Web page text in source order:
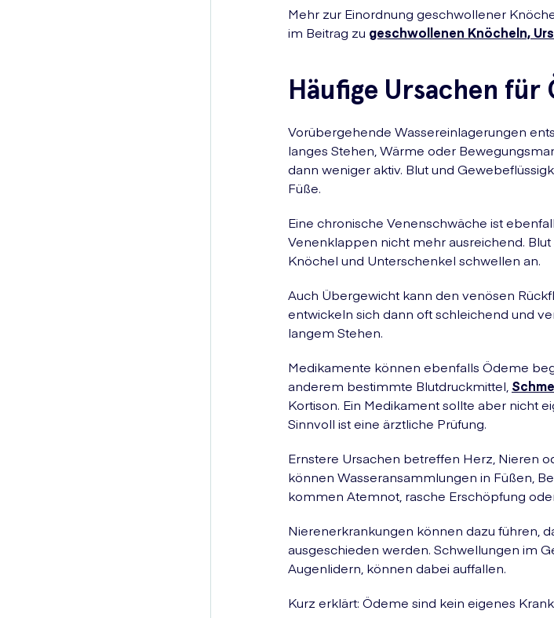
Mehr zur Einordnung geschwollener
im Beitrag zu geschwollenen Knöcheln,
Häufige Ursachen für
Vorübergehende Wassereinlagerungen
langes Stehen, Wärme oder
dann weniger aktiv. Blut und
Füße.
Eine chronische Venenschwäche ist
Venenklappen nicht mehr ausreichend.
Knöchel und Unterschenkel schwellen an.
Auch Übergewicht kann den venösen
entwickeln sich dann oft schleichend und
langem Stehen.
Medikamente können ebenfalls Ödeme
anderem bestimmte Blutdruckmittel,
Kortison. Ein Medikament sollte aber nicht
Sinnvoll ist eine ärztliche Prüfung.
Ernstere Ursachen betreffen Herz, Nieren
können Wasseransammlungen in Füßen,
kommen Atemnot, rasche Erschöpfung
Nierenerkrankungen können dazu führen,
ausgeschieden werden. Schwellungen im
Augenlidern, können dabei auffallen.
Kurz erklärt: Ödeme sind kein eigenes